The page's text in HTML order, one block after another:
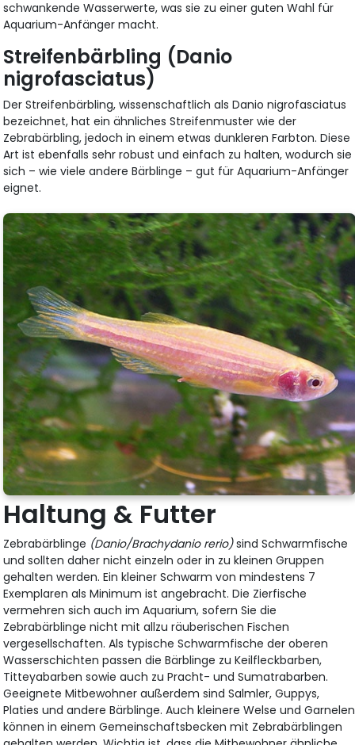
schwankende Wasserwerte, was sie zu einer guten Wahl für
Aquarium-Anfänger macht.
Streifenbärbling (Danio
nigrofasciatus)
Der Streifenbärbling, wissenschaftlich als Danio nigrofasciatus
bezeichnet, hat ein ähnliches Streifenmuster wie der
Zebrabärbling, jedoch in einem etwas dunkleren Farbton. Diese
Art ist ebenfalls sehr robust und einfach zu halten, wodurch sie
sich – wie viele andere Bärblinge – gut für Aquarium-Anfänger
eignet.
Haltung & Futter
Zebrabärblinge (Danio/Brachydanio rerio)sind Schwarmfische
und sollten daher nicht einzeln oder in zu kleinen Gruppen
gehalten werden. Ein kleiner Schwarm von mindestens 7
Exemplaren als Minimum ist angebracht. Die Zierfische
vermehren sich auch im Aquarium, sofern Sie die
Zebrabärblinge nicht mit allzu räuberischen Fischen
vergesellschaften. Als typische Schwarmfische der oberen
Wasserschichten passen die Bärblinge zu Keilfleckbarben,
Titteyabarben sowie auch zu Pracht- und Sumatrabarben.
Geeignete Mitbewohner außerdem sind Salmler, Guppys,
Platies und andere Bärblinge. Auch kleinere Welse und Garnelen
können in einem Gemeinschaftsbecken mit Zebrabärblingen